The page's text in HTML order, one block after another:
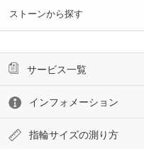
ストーンから探す
サービス一覧
インフォメーション
指輪サイズの測り方